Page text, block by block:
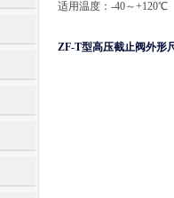
适用温度：-40～+120℃
ZF-T型高压截止阀外形